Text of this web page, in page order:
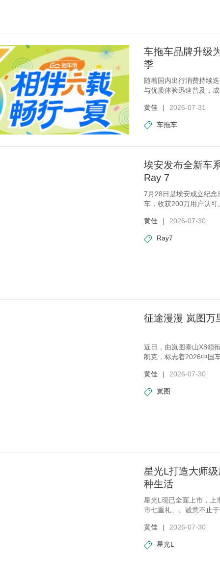
车拖车品牌升级
季
随着国内出行消费持续
与优质体验迅速普及，
黄佳 | 2026-07-31
车拖车
埃安发布全新车
Ray 7
7月28日是埃安成立纪
车，收获200万用户认
黄佳
| 2026-07-30
Ray7
征途漫漫 岚图万
近日，由岚图泰山X8领
凯克，标志着2026中国
黄佳 | 2026-07-30
岚图
星光L打造大师
种生活
星光L现已全面上市，上
市七重礼」。诚意不止
黄佳
| 2026-07-30
星光L